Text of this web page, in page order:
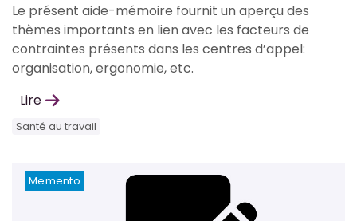
Le présent aide-mémoire fournit un aperçu des
thèmes importants en lien avec les facteurs de
contraintes présents dans les centres d’appel:
organisation, ergonomie, etc.
Lire
Santé au travail
Memento